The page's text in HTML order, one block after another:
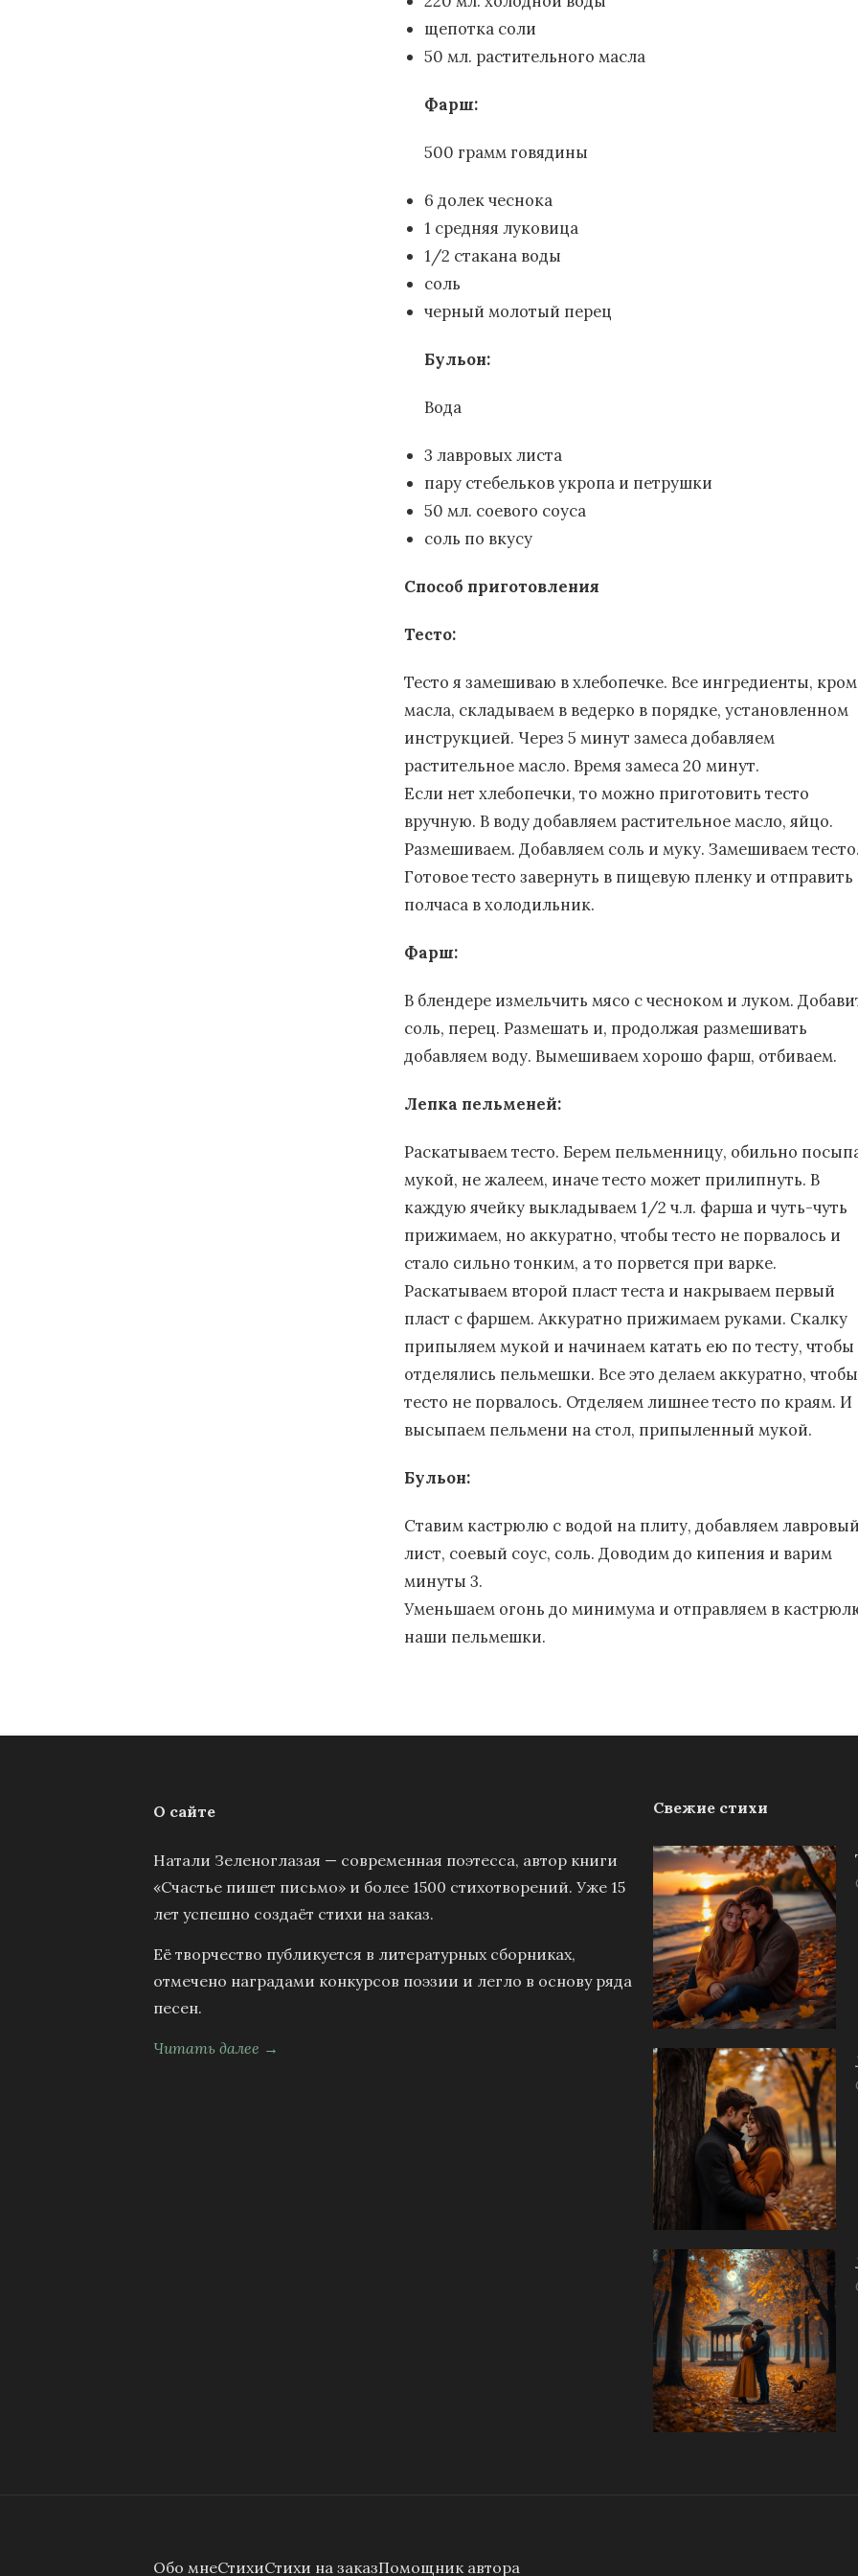
щепотка соли
50 мл. растительного масла
Фарш:
500 грамм говядины
6 долек чеснока
1 средняя луковица
1/2 стакана воды
соль
черный молотый перец
Бульон:
Вода
3 лавровых листа
пару стебельков укропа и петрушки
50 мл. соевого соуса
соль по вкусу
Способ приготовления
Тесто:
Тесто я замешиваю в хлебопечке. Все ингредиенты,
масла, складываем в ведерко в порядке, установленном
инструкцией. Через 5 минут замеса добавляем
растительное масло. Время замеса 20 минут.
Если нет хлебопечки, то можно приготовить тесто
вручную. В воду добавляем растительное масло, яйцо.
Размешиваем. Добавляем соль и муку. Замешиваем
Готовое тесто завернуть в пищевую пленку и отправить
полчаса в холодильник.
Фарш:
В блендере измельчить мясо с чесноком и луком.
соль, перец. Размешать и, продолжая размешивать
добавляем воду. Вымешиваем хорошо фарш, отбиваем.
Лепка пельменей:
Раскатываем тесто. Берем пельменницу, обильно
мукой, не жалеем, иначе тесто может прилипнуть. В
каждую ячейку выкладываем 1/2 ч.л. фарша и чуть-чуть
прижимаем, но аккуратно, чтобы тесто не порвалось и
стало сильно тонким, а то порвется при варке.
Раскатываем второй пласт теста и накрываем первый
пласт с фаршем. Аккуратно прижимаем руками. Скалку
припыляем мукой и начинаем катать ею по тесту, чтобы
отделялись пельмешки. Все это делаем аккуратно, чтобы
тесто не порвалось. Отделяем лишнее тесто по краям. И
высыпаем пельмени на стол, припыленный мукой.
Бульон:
Ставим кастрюлю с водой на плиту, добавляем
лист, соевый соус, соль. Доводим до кипения и варим
минуты 3.
Уменьшаем огонь до минимума и отправляем в
наши пельмешки.
О сайте
Натали Зеленоглазая — современная поэтесса, автор книги
«Счастье пишет письмо» и более 1500 стихотворений. Уже 15
лет успешно создаёт стихи на заказ.
Её творчество публикуется в литературных сборниках,
отмечено наградами конкурсов поэзии и легло в основу ряда
песен.
Читать далее →
Свежие стихи
Обо мнеСтихиСтихи на заказПомощник автора